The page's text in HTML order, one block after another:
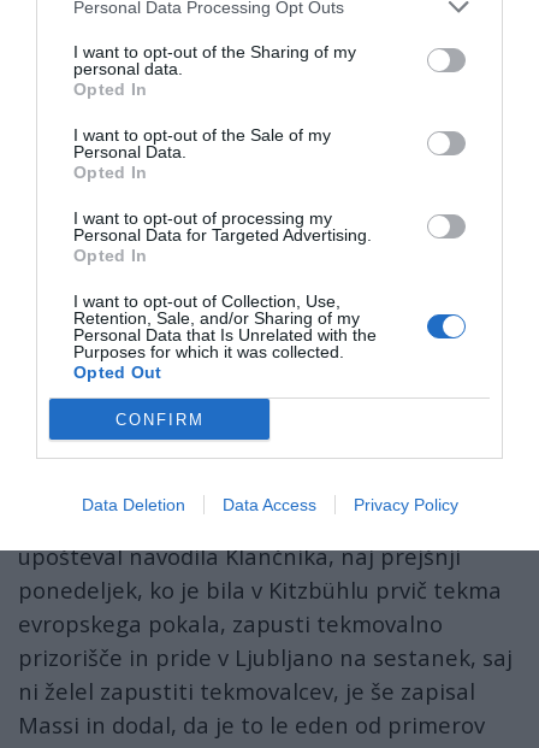
Personal Data Processing Opt Outs
I want to opt-out of the Sharing of my
personal data.
Opted In
I want to opt-out of the Sale of my
Personal Data.
Opted In
I want to opt-out of processing my
Personal Data for Targeted Advertising.
Opted In
I want to opt-out of Collection, Use,
Retention, Sale, and/or Sharing of my
Personal Data that Is Unrelated with the
Purposes for which it was collected.
Opted Out
CONFIRM
Data Deletion Data Access Privacy Policy
da sta me direktor SZS Jožko Križan in Iztok
Klančnik že konec lanske sezone izločila iz
sodelovanja z žensko linijo, sedaj pa sta se
odločila za dokončno prekinitev mojega
preneham s svojim delom prav sedaj, pred
svetovnim prvenstvom, ki bo februarja v St.
Moritzu, čeprav odpoved pogodbe učinkuje
šele s koncem letošnje tekmovalne sezone. To
bo seveda povzročilo prekinitev kontinuitete
zlasti pri komunikaciji s tekmovalci in
kontinuiranem ustvarjalnem delu z njimi in to
me najbolj skrbi," je dejal Massi.
Zaradi utemeljene bojazni in skrbi tudi ni
upošteval navodila Klančnika, naj prejšnji
ponedeljek, ko je bila v Kitzbühlu prvič tekma
evropskega pokala, zapusti tekmovalno
prizorišče in pride v Ljubljano na sestanek, saj
ni želel zapustiti tekmovalcev, je še zapisal
Massi in dodal, da je to le eden od primerov